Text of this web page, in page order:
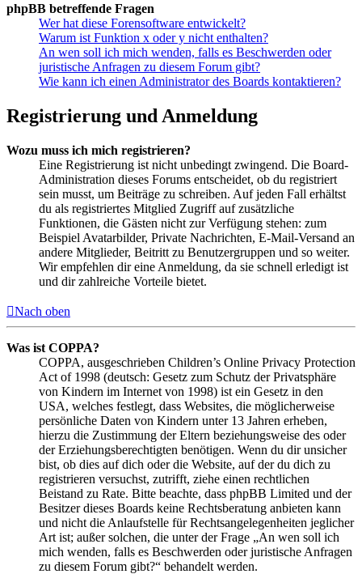
phpBB betreffende Fragen
Wer hat diese Forensoftware entwickelt?
Warum ist Funktion x oder y nicht enthalten?
An wen soll ich mich wenden, falls es Beschwerden oder
juristische Anfragen zu diesem Forum gibt?
Wie kann ich einen Administrator des Boards kontaktieren?
Registrierung und Anmeldung
Wozu muss ich mich registrieren?
Eine Registrierung ist nicht unbedingt zwingend. Die Board-
Administration dieses Forums entscheidet, ob du registriert
sein musst, um Beiträge zu schreiben. Auf jeden Fall erhältst
du als registriertes Mitglied Zugriff auf zusätzliche
Funktionen, die Gästen nicht zur Verfügung stehen: zum
Beispiel Avatarbilder, Private Nachrichten, E-Mail-Versand an
andere Mitglieder, Beitritt zu Benutzergruppen und so weiter.
Wir empfehlen dir eine Anmeldung, da sie schnell erledigt ist
und dir zahlreiche Vorteile bietet.
Nach oben
Was ist COPPA?
COPPA, ausgeschrieben Children’s Online Privacy Protection
Act of 1998 (deutsch: Gesetz zum Schutz der Privatsphäre
von Kindern im Internet von 1998) ist ein Gesetz in den
USA, welches festlegt, dass Websites, die möglicherweise
persönliche Daten von Kindern unter 13 Jahren erheben,
hierzu die Zustimmung der Eltern beziehungsweise des oder
der Erziehungsberechtigten benötigen. Wenn du dir unsicher
bist, ob dies auf dich oder die Website, auf der du dich zu
registrieren versuchst, zutrifft, ziehe einen rechtlichen
Beistand zu Rate. Bitte beachte, dass phpBB Limited und der
Besitzer dieses Boards keine Rechtsberatung anbieten kann
und nicht die Anlaufstelle für Rechtsangelegenheiten jeglicher
Art ist; außer solchen, die unter der Frage „An wen soll ich
mich wenden, falls es Beschwerden oder juristische Anfragen
zu diesem Forum gibt?“ behandelt werden.